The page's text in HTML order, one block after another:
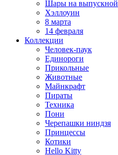
Шары на выпускной
Хэллоуин
8 марта
14 февраля
Коллекции
Человек-паук
Единороги
Прикольные
Животные
Майнкрафт
Пираты
Техника
Пони
Черепашки ниндзя
Принцессы
Котики
Hello Kitty